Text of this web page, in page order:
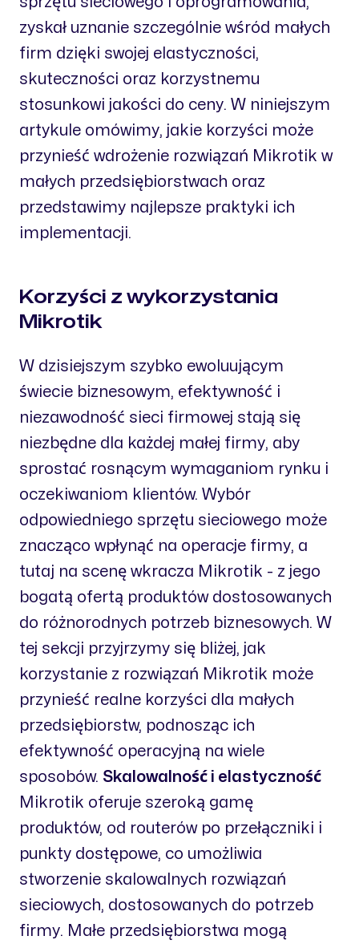
zyskał uznanie szczególnie wśród małych
firm dzięki swojej elastyczności,
skuteczności oraz korzystnemu
stosunkowi jakości do ceny. W niniejszym
artykule omówimy, jakie korzyści może
przynieść wdrożenie rozwiązań Mikrotik w
małych przedsiębiorstwach oraz
przedstawimy najlepsze praktyki ich
implementacji.
Korzyści z wykorzystania
Mikrotik
W dzisiejszym szybko ewoluującym
świecie biznesowym, efektywność i
niezawodność sieci firmowej stają się
niezbędne dla każdej małej firmy, aby
sprostać rosnącym wymaganiom rynku i
oczekiwaniom klientów. Wybór
odpowiedniego sprzętu sieciowego może
znacząco wpłynąć na operacje firmy, a
tutaj na scenę wkracza Mikrotik - z jego
bogatą ofertą produktów dostosowanych
do różnorodnych potrzeb biznesowych. W
tej sekcji przyjrzymy się bliżej, jak
korzystanie z rozwiązań Mikrotik może
przynieść realne korzyści dla małych
przedsiębiorstw, podnosząc ich
efektywność operacyjną na wiele
sposobów. Skalowalność i elastyczność
Mikrotik oferuje szeroką gamę
produktów, od routerów po przełączniki i
punkty dostępowe, co umożliwia
stworzenie skalowalnych rozwiązań
sieciowych, dostosowanych do potrzeb
firmy. Małe przedsiębiorstwa mogą